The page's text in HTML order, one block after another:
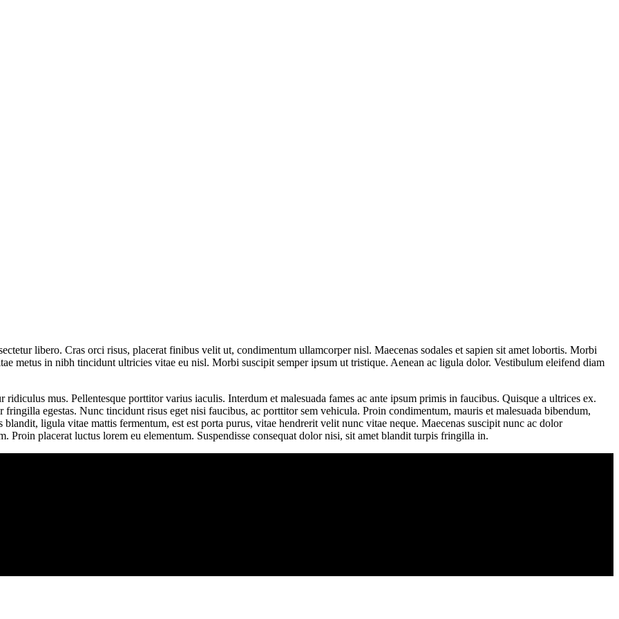
libero. Cras orci risus, placerat finibus velit ut, condimentum ullamcorper nisl. Maecenas sodales et sapien sit amet lobortis. Morbi
metus in nibh tincidunt ultricies vitae eu nisl. Morbi suscipit semper ipsum ut tristique. Aenean ac ligula dolor. Vestibulum eleifend diam
mus. Pellentesque porttitor varius iaculis. Interdum et malesuada fames ac ante ipsum primis in faucibus. Quisque a ultrices ex.
egestas. Nunc tincidunt risus eget nisi faucibus, ac porttitor sem vehicula. Proin condimentum, mauris et malesuada bibendum,
ligula vitae mattis fermentum, est est porta purus, vitae hendrerit velit nunc vitae neque. Maecenas suscipit nunc ac dolor
Proin placerat luctus lorem eu elementum. Suspendisse consequat dolor nisi, sit amet blandit turpis fringilla in.